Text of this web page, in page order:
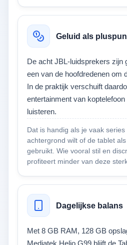
Geluid als
De acht JBL-luidsprekers zijn
een van de hoofdredenen om
In de praktijk verschuift
entertainment van
luisteren.
Dat is handig als je vaak
achtergrond wilt of de tablet
gebruikt. Wie vooral stil en
profiteert minder van deze
Dagelijkse balans
Met 8 GB RAM, 128 GB